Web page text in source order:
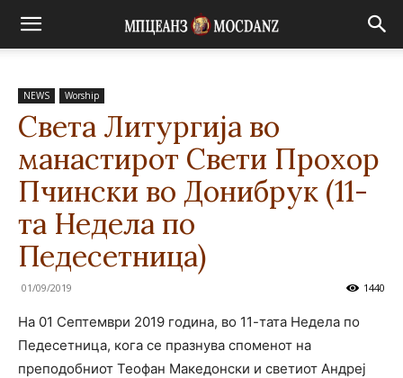
NEWS Worship
Света Литургија во
манастирот Свети Прохор
Пчински во Донибрук (11-
та Недела по
Педесетница)
01/09/2019 1440
На 01 Септември 2019 година, во 11-тата Недела по
Педесетница, кога се празнува споменот на
преподобниот Теофан Македонски и светиот Андреј